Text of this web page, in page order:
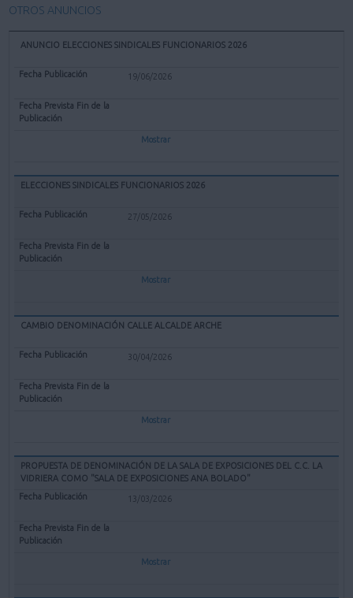
OTROS ANUNCIOS
ANUNCIO ELECCIONES SINDICALES FUNCIONARIOS 2026
19/06/2026
Mostrar
ELECCIONES SINDICALES FUNCIONARIOS 2026
27/05/2026
Mostrar
CAMBIO DENOMINACIÓN CALLE ALCALDE ARCHE
30/04/2026
Mostrar
PROPUESTA DE DENOMINACIÓN DE LA SALA DE EXPOSICIONES DEL C.C. LA
VIDRIERA COMO "SALA DE EXPOSICIONES ANA BOLADO"
13/03/2026
Mostrar